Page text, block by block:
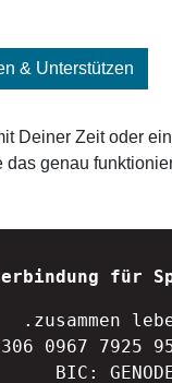
& Unterstützen
Deiner Zeit oder
genau
für
zusammen
0967 7925
BIC: